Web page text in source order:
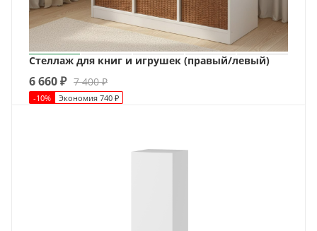
Стеллаж для книг и игрушек (правый/левый)
6 660₽ 7 400₽
-10% Экономия 740 ₽